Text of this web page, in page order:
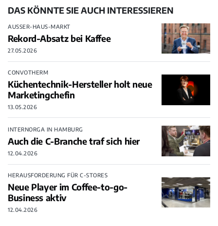
DAS KÖNNTE SIE AUCH INTERESSIEREN
AUSSER-HAUS-MARKT
Rekord-Absatz bei Kaffee
27.05.2026
CONVOTHERM
Küchentechnik-Hersteller holt neue
Marketingchefin
13.05.2026
INTERNORGA IN HAMBURG
Auch die C-Branche traf sich hier
12.04.2026
HERAUSFORDERUNG FÜR C-STORES
Neue Player im Coffee-to-go-
Business aktiv
12.04.2026